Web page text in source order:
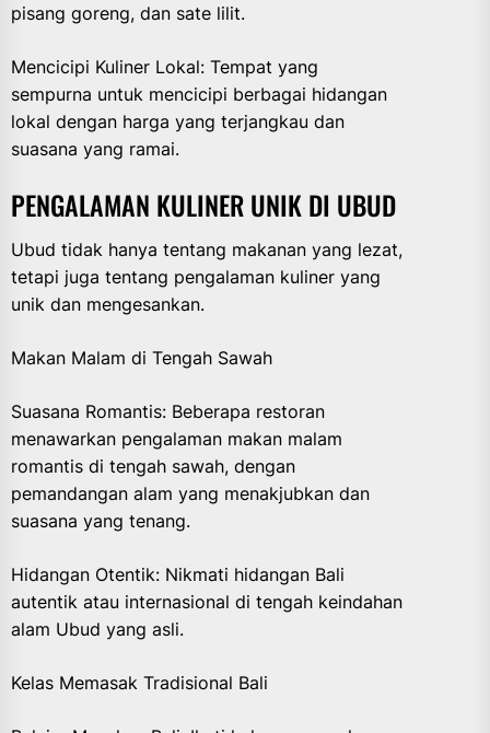
pisang goreng, dan sate lilit.
Mencicipi Kuliner Lokal: Tempat yang
sempurna untuk mencicipi berbagai hidangan
lokal dengan harga yang terjangkau dan
suasana yang ramai.
PENGALAMAN KULINER UNIK DI UBUD
Ubud tidak hanya tentang makanan yang lezat,
tetapi juga tentang pengalaman kuliner yang
unik dan mengesankan.
Makan Malam di Tengah Sawah
Suasana Romantis: Beberapa restoran
menawarkan pengalaman makan malam
romantis di tengah sawah, dengan
pemandangan alam yang menakjubkan dan
suasana yang tenang.
Hidangan Otentik: Nikmati hidangan Bali
autentik atau internasional di tengah keindahan
alam Ubud yang asli.
Kelas Memasak Tradisional Bali